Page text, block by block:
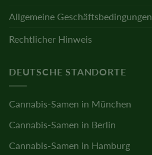
Allgemeine Geschäftsbedingungen
Rechtlicher Hinweis
DEUTSCHE STANDORTE
Cannabis-Samen in München
Cannabis-Samen in Berlin
Cannabis-Samen in Hamburg